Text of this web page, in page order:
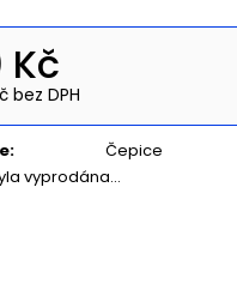
Kč
bez DPH
:
Čepice
vyprodána…
BD300 V BÍLO-MODRÉ
SKLÁDACÍ HLINÍKOVOU
16 990 Kč